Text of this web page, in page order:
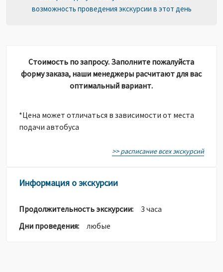
возможность проведения экскурсии в этот день
Стоимость по запросу. Заполните пожалуйста
форму заказа, наши менеджеры расчитают для вас
оптимальный вариант.
*Цена может отличаться в зависимости от места
подачи автобуса
>> расписание всех экскурсий
Информация о экскурсии
Продолжительность экскурсии: 3 часа
Дни проведения: любые